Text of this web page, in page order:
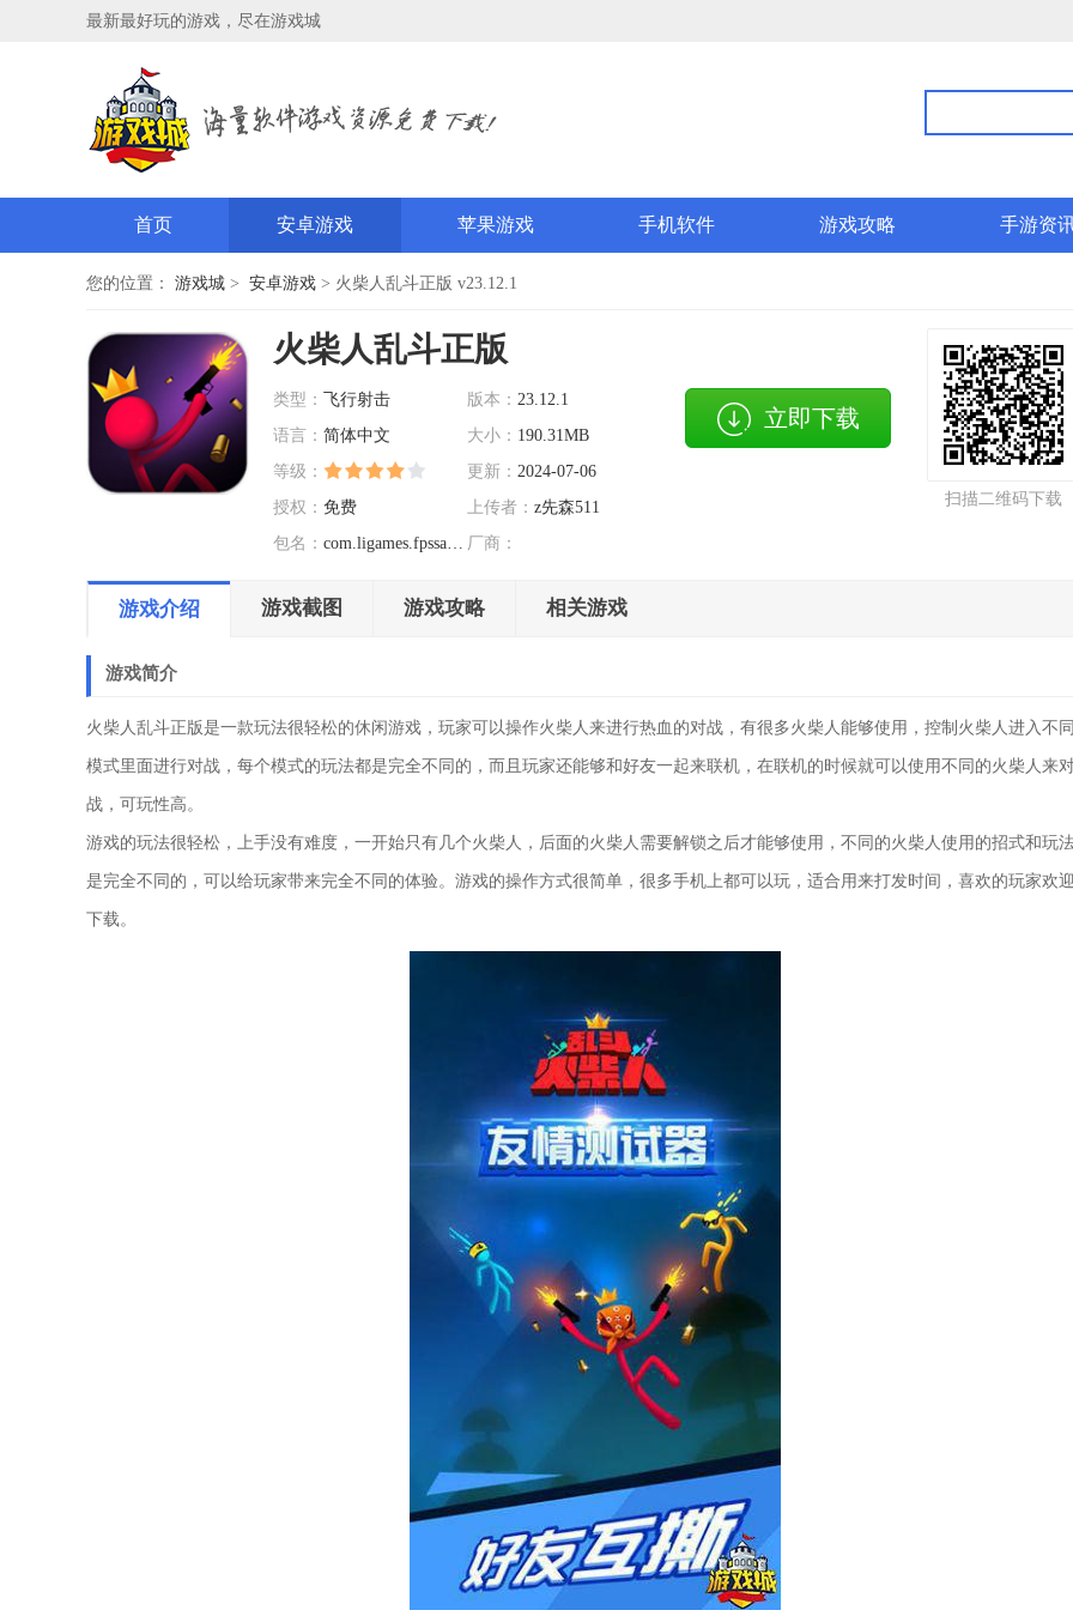
最新最好玩的游戏，尽在游戏城
首页 安卓游戏 苹果游戏 手机软件 游戏攻略 手游资
您的位置： 游戏城 > 安卓游戏 > 火柴人乱斗正版 v23.12.1
火柴人乱斗正版
类型： 飞行射击 版本： 23.12.1
语言： 简体中文 大小： 190.31MB
等级：
更新： 2024-07-06
授权： 免费 上传者： z先森511
包名： com.ligames.fpssandboxhykb 厂商：
扫描二维码下载
立即下载
游戏介绍 游戏截图 游戏攻略 相关游戏
游戏简介
火柴人乱斗正版是一款玩法很轻松的休闲游戏，玩家可以操作火柴人来进行热血的对战，有很多火柴人能够使用，控制火柴人进入不
模式里面进行对战，每个模式的玩法都是完全不同的，而且玩家还能够和好友一起来联机，在联机的时候就可以使用不同的火柴人来
战，可玩性高。
游戏的玩法很轻松，上手没有难度，一开始只有几个火柴人，后面的火柴人需要解锁之后才能够使用，不同的火柴人使用的招式和玩
是完全不同的，可以给玩家带来完全不同的体验。游戏的操作方式很简单，很多手机上都可以玩，适合用来打发时间，喜欢的玩家欢
下载。